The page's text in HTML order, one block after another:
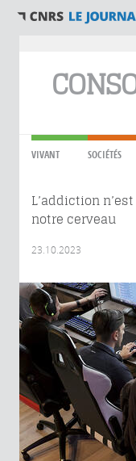
VIVANT SOCIÉTÉS
L’addiction
notre cerveau
23.10.2023